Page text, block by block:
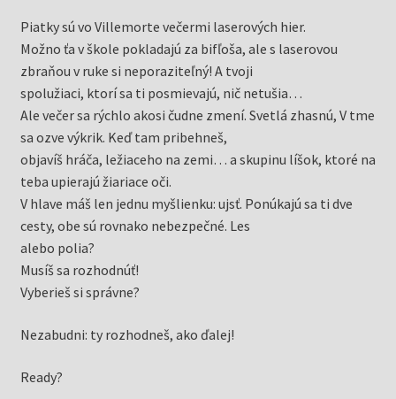
Piatky sú vo Villemorte večermi laserových hier.
Možno ťa v škole pokladajú za bifľoša, ale s laserovou
zbraňou v ruke si neporaziteľný! A tvoji
spolužiaci, ktorí sa ti posmievajú, nič netušia…
Ale večer sa rýchlo akosi čudne zmení. Svetlá zhasnú, V tme
sa ozve výkrik. Keď tam pribehneš,
objavíš hráča, ležiaceho na zemi… a skupinu líšok, ktoré na
teba upierajú žiariace oči.
V hlave máš len jednu myšlienku: ujsť. Ponúkajú sa ti dve
cesty, obe sú rovnako nebezpečné. Les
alebo polia?
Musíš sa rozhodnúť!
Vyberieš si správne?
Nezabudni: ty rozhodneš, ako ďalej!
Ready?